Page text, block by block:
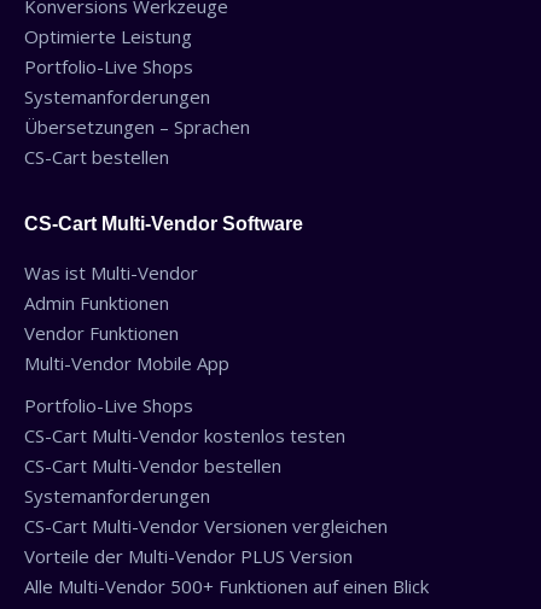
Konversions Werkzeuge
Optimierte Leistung
Portfolio-Live Shops
Systemanforderungen
Übersetzungen – Sprachen
CS-Cart bestellen
CS-Cart Multi-Vendor Software
Was ist Multi-Vendor
Admin Funktionen
Vendor Funktionen
Multi-Vendor Mobile App
Portfolio-Live Shops
CS-Cart Multi-Vendor kostenlos testen
CS-Cart Multi-Vendor bestellen
Systemanforderungen
CS-Cart Multi-Vendor Versionen vergleichen
Vorteile der Multi-Vendor PLUS Version
Alle Multi-Vendor 500+ Funktionen auf einen Blick